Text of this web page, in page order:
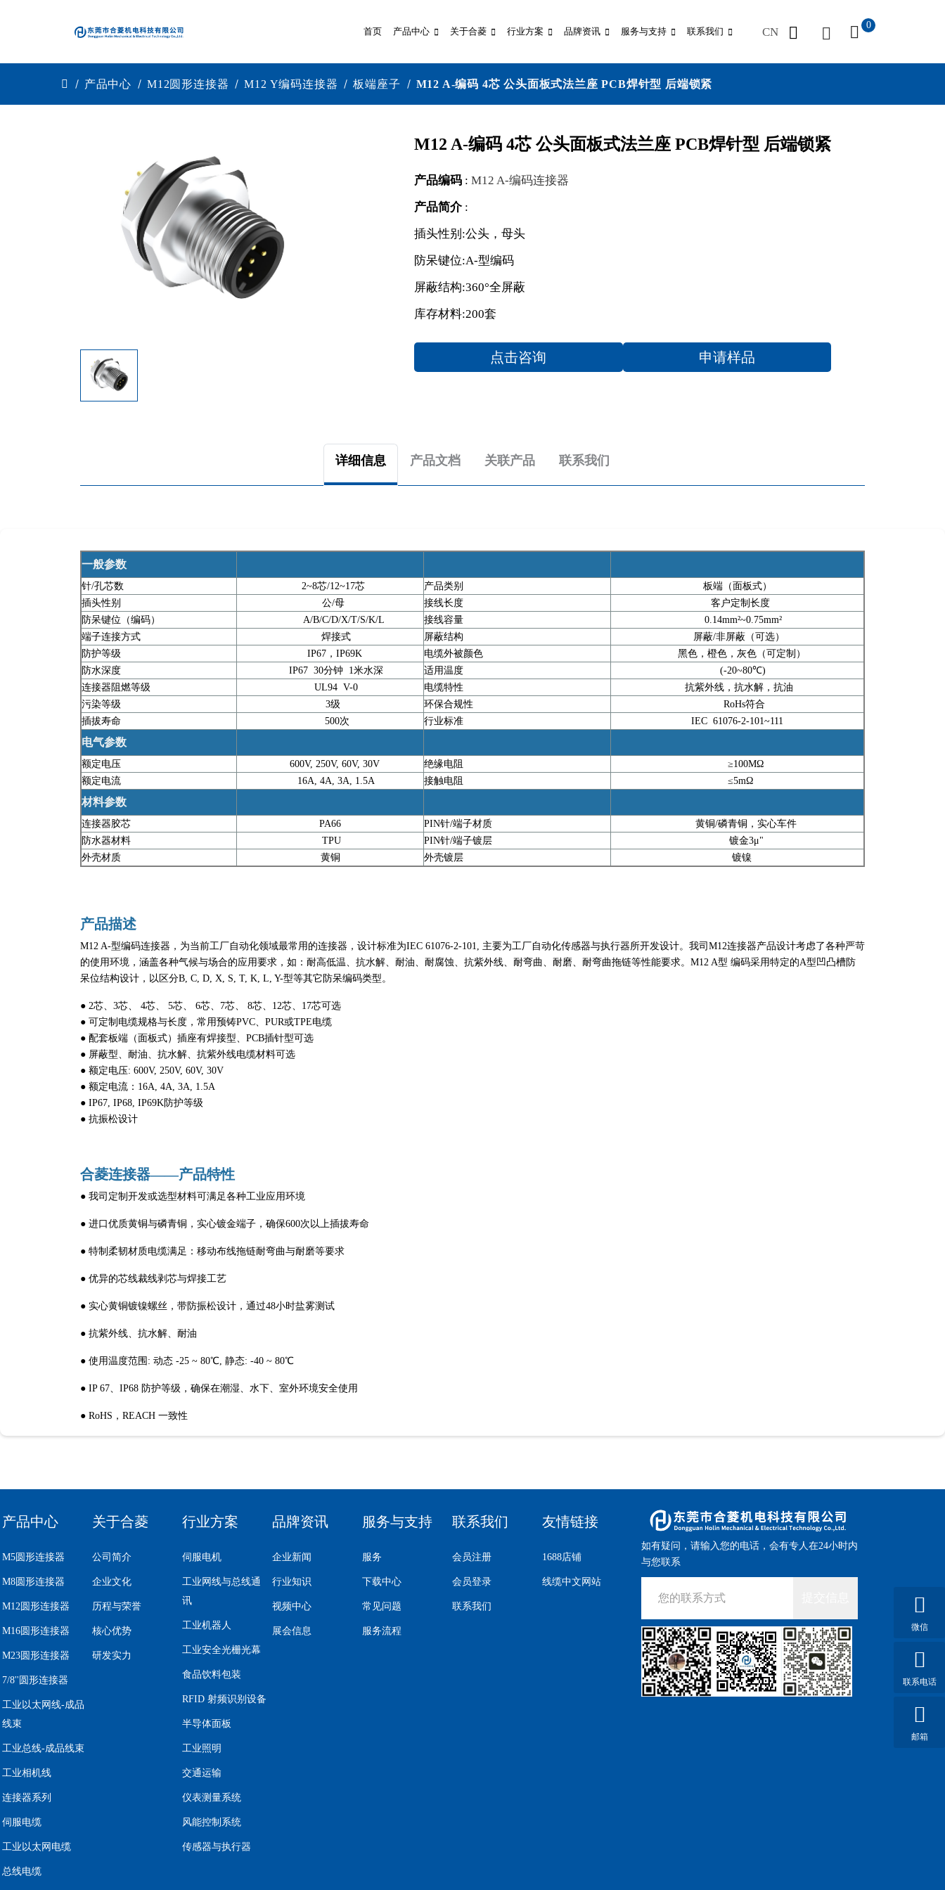
首页 产品中心 关于合菱 行业方案 品牌资讯 服务与支持 联系我们 CN
0
产品中心 M12圆形连接器 M12 Y编码连接器 板端座子 M12 A-编码 4芯 公头面板式法兰座 PCB焊针型 后端锁紧
M12 A-编码 4芯 公头面板式法兰座 PCB焊针型 后端锁紧
产品编码 : M12 A-编码连接器
产品简介:
插头性别:公头，母头
防呆键位:A-型编码
屏蔽结构:360°全屏蔽
库存材料:200套
点击咨询 申请样品
详细信息 产品文档 关联产品 联系我们
一般参数
针/孔芯数 2~8芯/12~17芯 产品类别
板端（面板式）
插头性别
公/母 接线长度
客户定制长度
防呆键位（编码）
A/B/C/D/X/T/S/K/L 接线容量
0.14mm²~0.75mm²
端子连接方式
焊接式 屏蔽结构
屏蔽/非屏蔽（可选）
防护等级
IP67，IP69K 电缆外被颜色
黑色，橙色，灰色（可定制）
防水深度
IP67 30分钟 1米水深 适用温度
(-20~80℃)
连接器阻燃等级
UL94 V-0 电缆特性
抗紫外线，抗水解，抗油
污染等级
3级 环保合规性
RoHs符合
插拔寿命
500次 行业标准 IEC 61076-2-101~111
电气参数
额定电压 600V, 250V, 60V, 30V 绝缘电阻
≥100MΩ
额定电流
16A, 4A, 3A, 1.5A 接触电阻 ≤5mΩ
材料参数
连接器胶芯 PA66 PIN针/端子材质
黄铜/磷青铜，实心车件
防水器材料
TPU PIN针/端子镀层
镀金3μ"
外壳材质
黄铜 外壳镀层 镀镍
产品描述
M12 A-型编码连接器，为当前工厂自动化领域最常用的连接器，设计标准为IEC 61076-2-101, 主要为工厂自动化传感器与执行器所开发设计。我司M12连接器产品设计考虑了各种严苛
的使用环境，涵盖各种气候与场合的应用要求，如：耐高低温、抗水解、耐油、耐腐蚀、抗紫外线、耐弯曲、耐磨、耐弯曲拖链等性能要求。M12 A型 编码采用特定的A型凹凸槽防
呆位结构设计，以区分B, C, D, X, S, T, K, L, Y-型等其它防呆编码类型。
● 2芯、3芯、 4芯、 5芯、 6芯、7芯、 8芯、12芯、17芯可选
● 可定制电缆规格与长度，常用预铸PVC、PUR或TPE电缆
● 配套板端（面板式）插座有焊接型、PCB插针型可选
● 屏蔽型、耐油、抗水解、抗紫外线电缆材料可选
● 额定电压: 600V, 250V, 60V, 30V
● 额定电流：16A, 4A, 3A, 1.5A
● IP67, IP68, IP69K防护等级
● 抗振松设计
合菱连接器——产品特性
● 我司定制开发或选型材料可满足各种工业应用环境
● 进口优质黄铜与磷青铜，实心镀金端子，确保600次以上插拔寿命
● 特制柔韧材质电缆满足：移动布线拖链耐弯曲与耐磨等要求
● 优异的芯线裁线剥芯与焊接工艺
● 实心黄铜镀镍螺丝，带防振松设计，通过48小时盐雾测试
● 抗紫外线、抗水解、耐油
● 使用温度范围: 动态 -25 ~ 80℃, 静态: -40 ~ 80℃
● IP 67、IP68 防护等级，确保在潮湿、水下、室外环境安全使用
● RoHS，REACH 一致性
微信
联系电话
邮箱
产品中心
M5圆形连接器
M8圆形连接器
M12圆形连接器
M16圆形连接器
M23圆形连接器
7/8''圆形连接器
工业以太网线-成品
线束
工业总线-成品线束
工业相机线
连接器系列
伺服电缆
工业以太网电缆
总线电缆
关于合菱
公司简介
企业文化
历程与荣誉
核心优势
研发实力
行业方案
伺服电机
工业网线与总线通
讯
工业机器人
工业安全光栅光幕
食品饮料包装
RFID 射频识别设备
半导体面板
工业照明
交通运输
仪表测量系统
风能控制系统
传感器与执行器
品牌资讯
企业新闻
行业知识
视频中心
展会信息
服务与支持
服务
下载中心
常见问题
服务流程
联系我们
会员注册
会员登录
联系我们
友情链接
1688店铺
线缆中文网站
如有疑问，请输入您的电话，会有专人在24小时内
与您联系